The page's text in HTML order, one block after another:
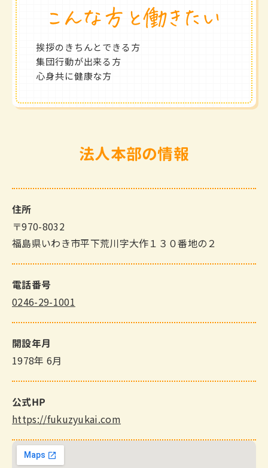
挨拶のきちんとできる方
集団行動が出来る方
心身共に健康な方
法人本部の情報
住所
〒970-8032
福島県いわき市平下荒川字大作１３０番地の２
電話番号
0246-29-1001
開設年月
1978年 6月
公式HP
https://fukuzyukai.com